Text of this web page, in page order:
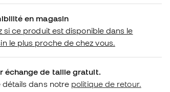
en magasin
si ce produit est disponible dans le
le plus proche de chez vous.
échange de taille gratuit.
détails dans notre politique de retour.